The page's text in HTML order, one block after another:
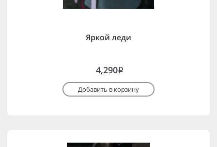
Яркой леди
4,290i
Добавить в корзину